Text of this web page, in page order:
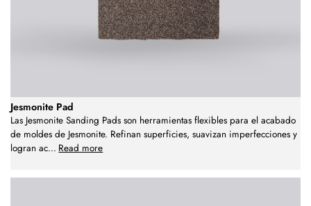
Jesmonite Pad
Las Jesmonite Sanding Pads son herramientas flexibles para el acabado
de moldes de Jesmonite. Refinan superficies, suavizan imperfecciones y
logran ac... Read more